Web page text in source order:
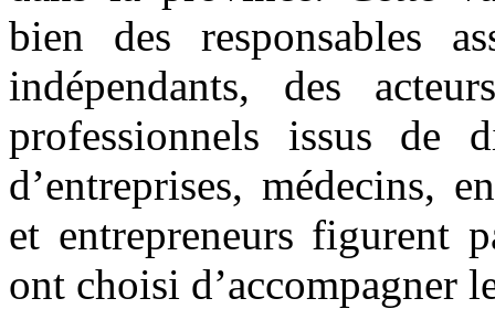
bien des responsables
indépendants, des
professionnels issus de
d’entreprises, médecins,
et entrepreneurs figurent
ont choisi d’accompagner